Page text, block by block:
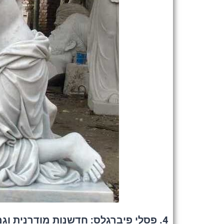
4. פסלי פיברגלס: חדשנות מודרנית